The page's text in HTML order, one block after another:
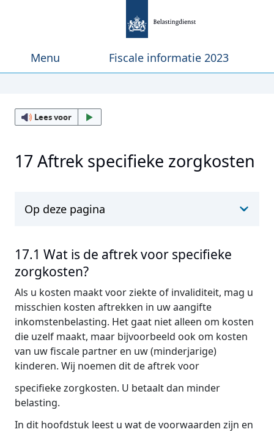
Menu Fiscale informatie 2023
Lees voor
17 Aftrek specifieke zorgkosten
Op deze pagina
17.1 Wat is de aftrek voor specifieke
zorgkosten?
Als u kosten maakt voor ziekte of invaliditeit, mag u
misschien kosten aftrekken in uw aangifte
inkomstenbelasting. Het gaat niet alleen om kosten
die uzelf maakt, maar bijvoorbeeld ook om kosten
van uw fiscale partner en uw (minderjarige)
kinderen. Wij noemen dit de aftrek voor
specifieke zorgkosten. U betaalt dan minder
belasting.
In dit hoofdstuk leest u wat de voorwaarden zijn en